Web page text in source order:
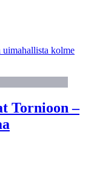
uimahallista kolme
Tornioon –